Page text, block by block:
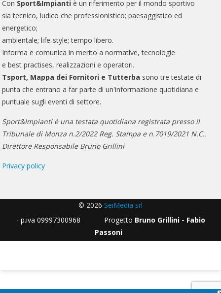
Con Sport&Impianti è un riferimento per il mondo sportivo
sia tecnico, ludico che professionistico; paesaggistico ed
energetico;
ambientale; life-style; tempo libero.
Informa e comunica in merito a normative, tecnologie
e best practises, realizzazioni e operatori.
Tsport, Mappa dei Fornitori e Tutterba sono tre testate di
punta che entrano a far parte di un'informazione quotidiana e
puntuale sugli eventi di settore.
Sport&Impianti è una testata quotidiana registrata presso il
Tribunale di Monza n.2/2022 Reg. Stampa e n.7019/2021 N.C..
Direttore Responsabile Bruno Grillini
Privacy policy
© 2026 SeiMedia srl
- p.iva 09997300968 Progetto Bruno Grillini - Fabio
Passoni